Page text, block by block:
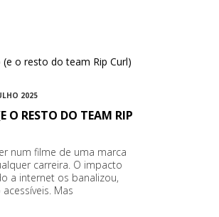
2025
O RESTO DO TEAM RIP
num filme de uma marca
carreira. O impacto
a internet os banalizou,
Mas